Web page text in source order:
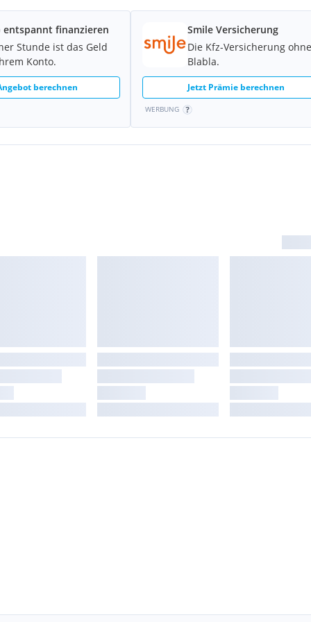
entspannt finanzieren
Stunde ist das Geld
Konto.
berechnen
Smile Versicherung
Die Kfz-Versicherung ohne
Blabla.
Jetzt Prämie berechnen
WERBUNG